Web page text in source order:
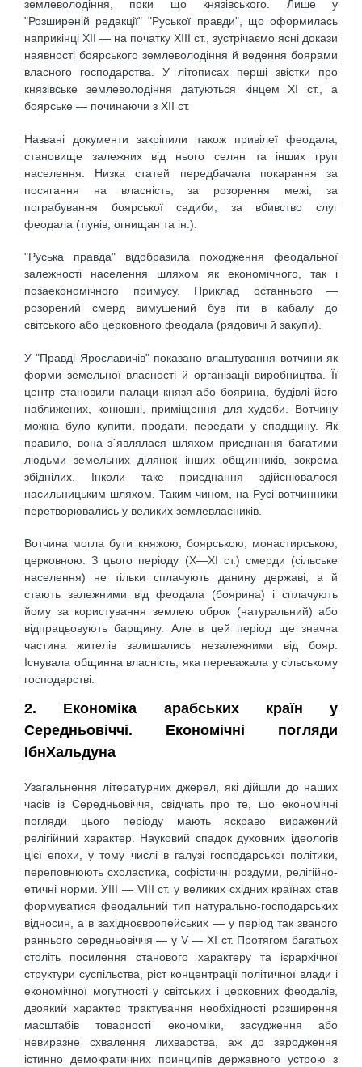
землеволодіння, поки що князівського. Лише у
"Розширеній редакції" "Руської правди", що оформилась
наприкінці XII — на початку XIII ст., зустрічаємо ясні докази
наявності боярського землеволодіння й ведення боярами
власного господарства. У літописах перші звістки про
князівське землеволодіння датуються кінцем XI ст., а
боярське — починаючи з XII ст.
Названі документи закріпили також привілеї феодала,
становище залежних від нього селян та інших груп
населення. Низка статей передбачала покарання за
посягання на власність, за розорення межі, за
пограбування боярської садиби, за вбивство слуг
феодала (тіунів, огнищан та ін.).
"Руська правда" відобразила походження феодальної
залежності населення шляхом як економічного, так і
позаекономічного примусу. Приклад останнього —
розорений смерд вимушений був іти в кабалу до
світського або церковного феодала (рядовичі й закупи).
У "Правді Ярославичів" показано влаштування вотчини як
форми земельної власності й організації виробництва. Її
центр становили палаци князя або боярина, будівлі його
наближених, конюшні, приміщення для худоби. Вотчину
можна було купити, продати, передати у спадщину. Як
правило, вона з´являлася шляхом приєднання багатими
людьми земельних ділянок інших общинників, зокрема
збіднілих. Інколи таке приєднання здійснювалося
насильницьким шляхом. Таким чином, на Русі вотчинники
перетворювались у великих землевласників.
Вотчина могла бути княжою, боярською, монастирською,
церковною. З цього періоду (X—XI ст.) смерди (сільське
населення) не тільки сплачують данину державі, а й
стають залежними від феодала (боярина) і сплачують
йому за користування землею оброк (натуральний) або
відпрацьовують барщину. Але в цей період ще значна
частина жителів залишались незалежними від бояр.
Існувала общинна власність, яка переважала у сільському
господарстві.
2. Економіка арабських країн у
Середньовіччі. Економічні погляди
ІбнХальдуна
Узагальнення літературних джерел, які дійшли до наших
часів із Середньовіччя, свідчать про те, що економічні
погляди цього періоду мають яскраво виражений
релігійний характер. Науковий спадок духовних ідеологів
цієї епохи, у тому числі в галузі господарської політики,
переповнюють схоластика, софістичні роздуми, релігійно-
етичні норми. УIII — VIII ст. у великих східних країнах став
формуватися феодальний тип натурально-господарських
відносин, а в західноєвропейських — у період так званого
раннього середньовіччя — у V — XI ст. Протягом багатьох
століть посилення станового характеру та ієрархічної
структури суспільства, ріст концентрації політичної влади і
економічної могутності у світських і церковних феодалів,
двоякий характер трактування необхідності розширення
масштабів товарності економіки, засудження або
невиразне схвалення лихварства, аж до зародження
істинно демократичних принципів державного устрою з